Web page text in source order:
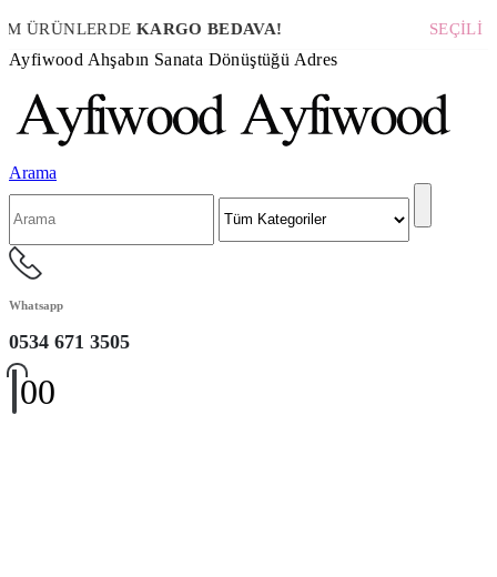
ÜRÜNLERDEKARGO BEDAVA! SEÇİLİ
Ayfiwood Ahşabın Sanata Dönüştüğü Adres
Arama
Whatsapp
0534 671 3505
00